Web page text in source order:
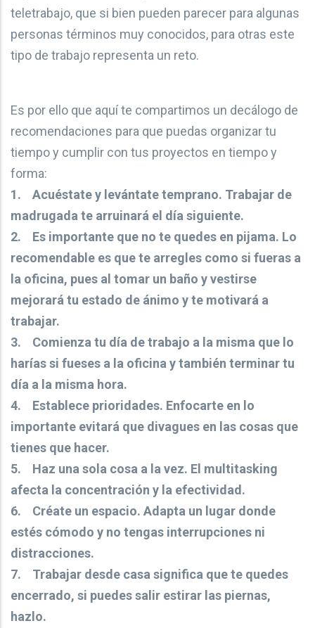
teletrabajo, que si bien pueden parecer para algunas
personas términos muy conocidos, para otras este
tipo de trabajo representa un reto.
Es por ello que aquí te compartimos un decálogo de
recomendaciones para que puedas organizar tu
tiempo y cumplir con tus proyectos en tiempo y
forma:
1. Acuéstate y levántate temprano. Trabajar de
madrugada te arruinará el día siguiente.
2. Es importante que no te quedes en pijama. Lo
recomendable es que te arregles como si fueras a
la oficina, pues al tomar un baño y vestirse
mejorará tu estado de ánimo y te motivará a
trabajar.
3. Comienza tu día de trabajo a la misma que lo
harías si fueses a la oficina y también terminar tu
día a la misma hora.
4. Establece prioridades. Enfocarte en lo
importante evitará que divagues en las cosas que
tienes que hacer.
5. Haz una sola cosa a la vez. El multitasking
afecta la concentración y la efectividad.
6. Créate un espacio. Adapta un lugar donde
estés cómodo y no tengas interrupciones ni
distracciones.
7. Trabajar desde casa significa que te quedes
encerrado, si puedes salir estirar las piernas,
hazlo.